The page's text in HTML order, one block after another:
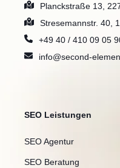
Planckstraße 13,
Stresemannstr. 40,
+49 40 / 410 09 05
info@second-
SEO Leistungen
SEO Agentur
SEO Beratung